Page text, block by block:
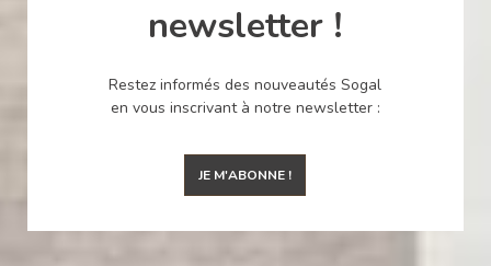
newsletter !
Restez informés des nouveautés Sogal
en vous inscrivant à notre newsletter :
JE M'ABONNE !